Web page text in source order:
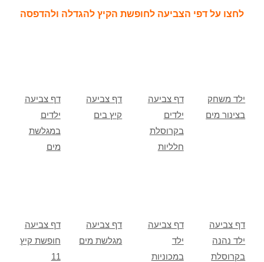
לחצו על דפי הצביעה לחופשת הקיץ להגדלה ולהדפסה
דף צביעה
ילדים
במגלשת
מים
דף צביעה
קיץ בים
דף צביעה
ילדים
בקרוסלת
חלליות
ילד משחק
בצינור מים
דף צביעה
חופשת קיץ
11
דף צביעה
מגלשת מים
דף צביעה
ילד
במכוניות
דף צביעה
ילד נהנה
בקרוסלת